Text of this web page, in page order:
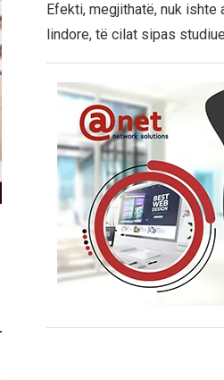
Efekti, megjithatë, nuk
lindore, të cilat sipas